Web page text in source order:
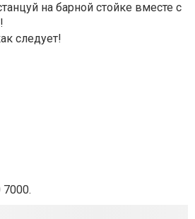
на барной стойке вместе с
следует!